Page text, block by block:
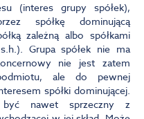
(interes grupy spółek),
spółkę dominującą
zależną albo spółkami
Grupa spółek nie ma
nie jest zatem
ale do pewnej
spółki dominującej.
nawet sprzeczny z